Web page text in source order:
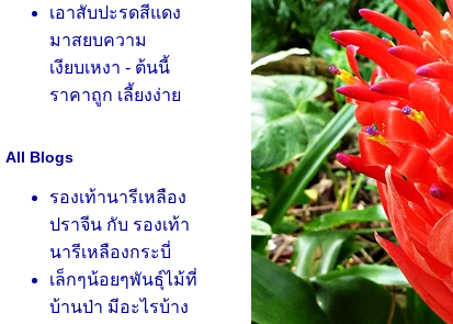
เอาสับปะรดสีแดง
มาสยบความ
เงียบเหงา - ต้นนี้
ราคาถูก เลี้ยงง่า
All Blogs
รองเท้านารีเหลือง
ปราจีน กับ รองเท้า
นารีเหลืองกระบี่
เล็กๆน้อยๆพันธุ์ไม้ที่
บ้านป่า มีอะไรบ้าง